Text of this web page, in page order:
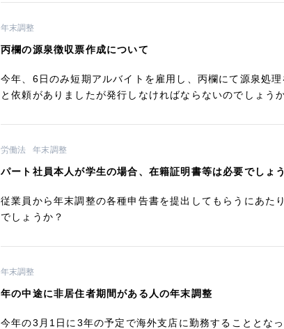
年末調整
丙欄の源泉徴収票作成について
今年、6日のみ短期アルバイトを雇用し、丙欄にて源泉処
と依頼がありましたが発行しなければならないのでしょうか
労働法 年末調整
パート社員本人が学生の場合、在籍証明書等は必要でしょ
従業員から年末調整の各種申告書を提出してもらうにあた
でしょうか？
年末調整
年の中途に非居住者期間がある人の年末調整
今年の3月1日に3年の予定で海外支店に勤務することとな